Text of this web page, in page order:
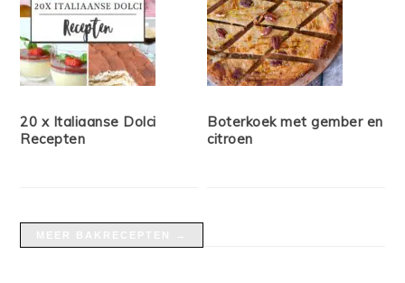
20 x Italiaanse Dolci
Recepten
Boterkoek met gember en
citroen